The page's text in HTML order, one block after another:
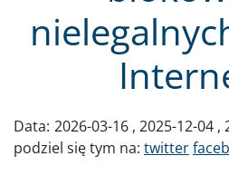
Data: 2026-03-16 2025-12-04
podziel się tym na: twitter